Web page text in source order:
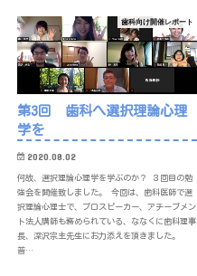
歯科向け開催レポート
第3回 歯科へ選択理論心理
学を
2020.08.02
何故、選択理論心理学を学ぶのか？ ３回目の勉
強会を開催致しました。 今回は、歯科医師で選
択理論心理士で、プロスピーカー、アチーブメン
ト法人講師も務められている、ななくに歯科理事
長、深沢宗主先生にお力添えを頂きました。
普…